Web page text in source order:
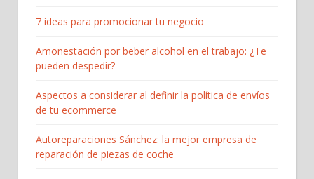
7 ideas para promocionar tu negocio
Amonestación por beber alcohol en el trabajo: ¿Te
pueden despedir?
Aspectos a considerar al definir la política de envíos
de tu ecommerce
Autoreparaciones Sánchez: la mejor empresa de
reparación de piezas de coche